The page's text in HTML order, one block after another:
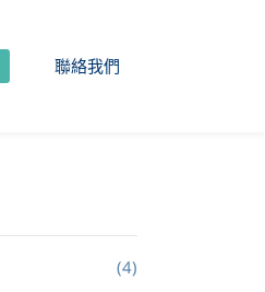
聯絡我們
(4)